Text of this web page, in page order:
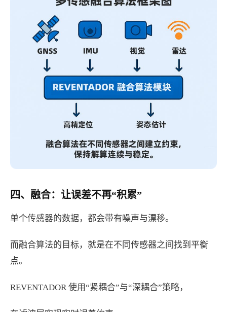
四、融合：让误差不再“积累”
单个传感器的数据，都会带有噪声与漂移。
而融合算法的目标，就是在不同传感器之间找到平衡
点。
REVENTADOR 使用“紧耦合”与“深耦合”策略，